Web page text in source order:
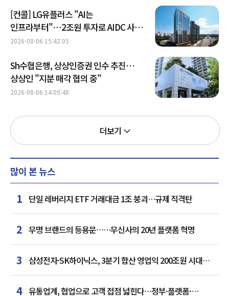
[컨콜] LG유플러스 "AI는
인프라부터"…2조원 투자로 AIDC 사업
속도
2026-08-06 15:42:05
Sh수협은행, 상상인증권 인수 추진…
상상인 "지분 매각 협의 중"
2026-08-06 14:09:48
더보기
많이 본 뉴스
1 단일 레버리지 ETF 거래대금 1조 붕괴…규제 직격탄
2 무명 브랜드의 등용문……무신사의 20년 플랫폼 혁명
3
삼성전자·SK하이닉스, 3분기 합산 영업익 200조원 시대
여나…中 추격은 부담
4 유통업계, 협업으로 고객 접점 넓힌다…정부·플랫폼·